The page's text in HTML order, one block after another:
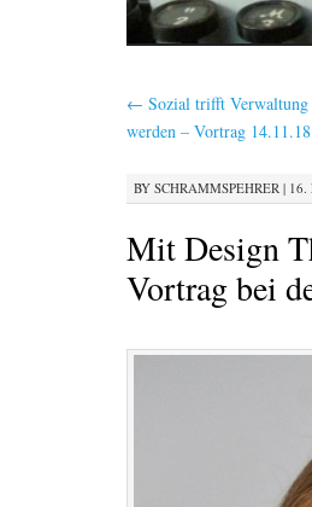
← Sozial trifft Verwaltung
werden – Vortrag
BY SCHRAMMSPEHRER | 16.
Mit Design
Vortrag bei